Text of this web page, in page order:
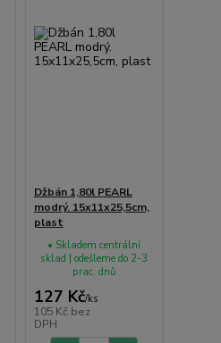
Džbán 1,80l PEARL
modrý. 15x11x25,5cm,
plast
127 Kč/ks
105 Kč bez
DPH
• Skladem centrální
sklad | odešleme do 2-3
prac. dnů